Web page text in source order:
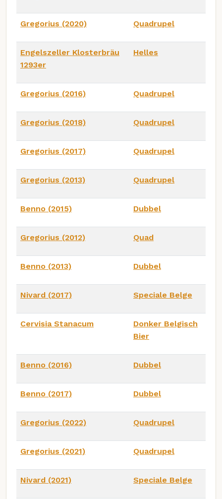
Gregorius (2020) Quadrupel
Engelszeller Klosterbräu
1293er
Helles
Gregorius (2016) Quadrupel
Gregorius (2018) Quadrupel
Gregorius (2017) Quadrupel
Gregorius (2013) Quadrupel
Benno (2015) Dubbel
Gregorius (2012) Quad
Benno (2013) Dubbel
Nivard (2017) Speciale Belge
Cervisia Stanacum
Donker Belgisch
Bier
Benno (2016) Dubbel
Benno (2017) Dubbel
Gregorius (2022) Quadrupel
Gregorius (2021) Quadrupel
Nivard (2021) Speciale Belge